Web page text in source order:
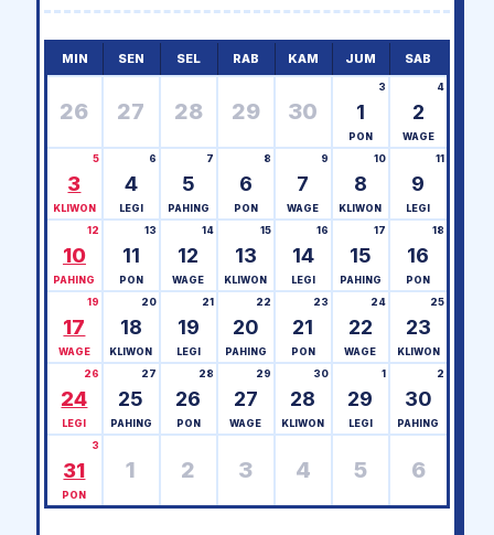
MIN SEN SEL RAB KAM JUM SAB
26 27 28 29 30 1
3
PON
2
4
WAGE
3
5
KLIWON
4
6
LEGI
5
7
PAHING
6
8
PON
7
9
WAGE
8
10
KLIWON
9
11
LEGI
10
12
PAHING
11
13
PON
12
14
WAGE
13
15
KLIWON
14
16
LEGI
15
17
PAHING
16
18
PON
17
19
WAGE
18
20
KLIWON
19
21
LEGI
20
22
PAHING
21
23
PON
22
24
WAGE
23
25
KLIWON
24
26
LEGI
25
27
PAHING
26
28
PON
27
29
WAGE
28
30
KLIWON
29
1
LEGI
30
2
PAHING
31
3
PON
1 2 3 4 5 6